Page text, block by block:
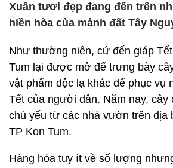
Xuân tươi đẹp đang đến trên
hiền hòa của mảnh đất Tây
Như thường niên, cứ đến giáp
Tum lại được mở để trưng bày
vật phẩm độc lạ khác để phục vụ
Tết của người dân. Năm nay, cây
chủ yếu từ các nhà vườn trên địa
TP Kon Tum.
Hàng hóa tuy ít về số lượng